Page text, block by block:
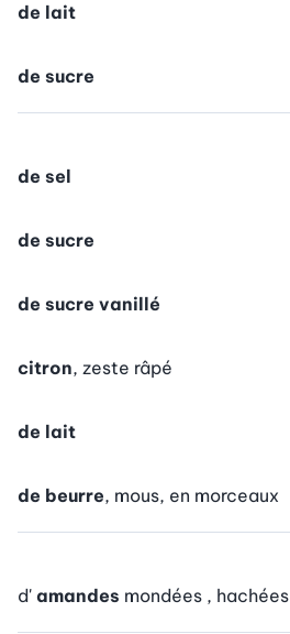
de lait
de sucre
de sel
de sucre
de sucre vanillé
citron, zeste râpé
de lait
de beurre, mous, en morceaux
d' amandes mondées , hachées